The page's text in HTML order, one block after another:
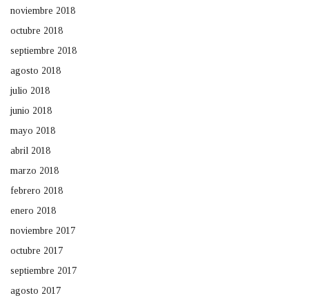
noviembre 2018
octubre 2018
septiembre 2018
agosto 2018
julio 2018
junio 2018
mayo 2018
abril 2018
marzo 2018
febrero 2018
enero 2018
noviembre 2017
octubre 2017
septiembre 2017
agosto 2017